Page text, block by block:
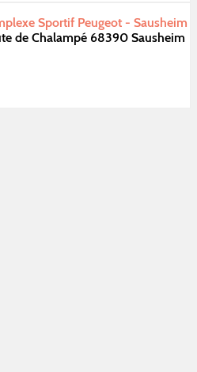
Sportif Peugeot - Sausheim
de Chalampé 68390 Sausheim